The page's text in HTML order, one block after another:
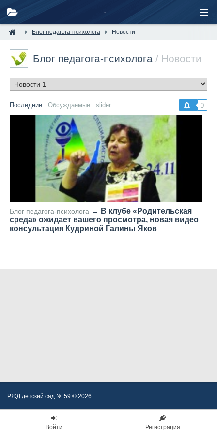
Блог педагога-психолога Новости
Блог педагога-психолога / Новости
0
Последние Обсуждаемые slider
Блог педагога-психолога → В клубе «Родительская
среда» ожидает вашего просмотра, новая видео
консультация Кудриной Галины Яков
РЖД детский сад № 59 © 2026
Войти Регистрация